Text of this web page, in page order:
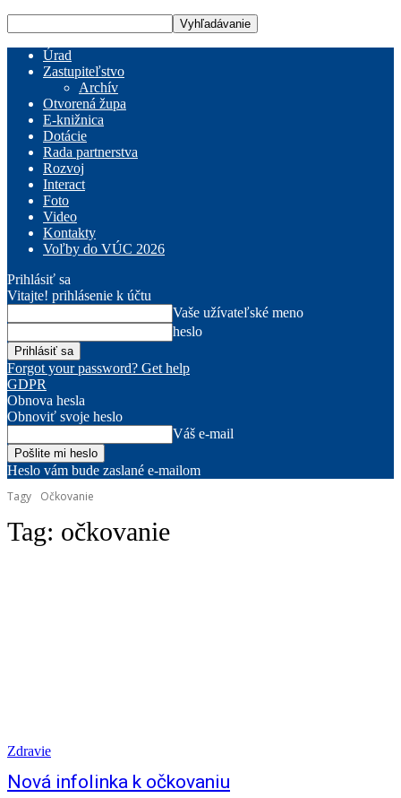
Úrad
Zastupiteľstvo
Archív
Otvorená župa
E-knižnica
Dotácie
Rada partnerstva
Rozvoj
Interact
Foto
Video
Kontakty
Voľby do VÚC 2026
Prihlásiť sa
Vitajte! prihlásenie k účtu
Vaše užívateľské meno
heslo
Forgot your password? Get help
GDPR
Obnova hesla
Obnoviť svoje heslo
Váš e-mail
Heslo vám bude zaslané e-mailom
Tagy
Očkovanie
Tag: očkovanie
Zdravie
Nová infolinka k očkovaniu